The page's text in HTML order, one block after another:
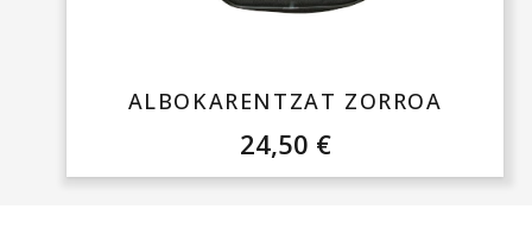
ALBOKARENTZAT ZORROA
24,50 €